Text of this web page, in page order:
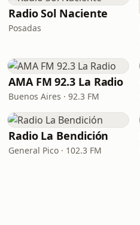
Radio Sol Naciente
Posadas
AMA FM 92.3 La Radio
Buenos Aires · 92.3 FM
Radio La Bendición
General Pico · 102.3 FM